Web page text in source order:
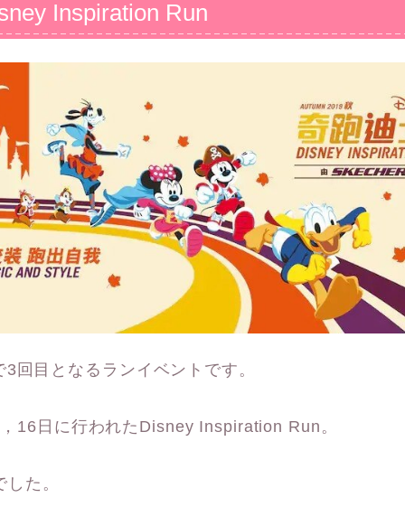
Inspiration Run
3回目となるランイベントです。
16日に行われたDisney Inspiration Run。
た。